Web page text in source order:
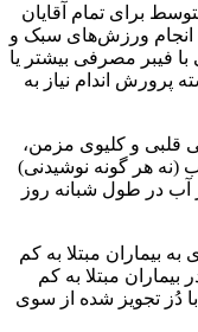
برای تمام آقایان
و گفت: انجام ورزش‌های سبک و
فیبر مصرفی بیشتر یا
پرورش اندام نیاز به
قلبی و کلیوی مزمن،
(نه هر گونه نوشیدنی)
به عبارت دیگر بین ۱.۵ تا ۲ لیتر آب در طول شبانه روز
بیماران مبتلا به کم
مبتلا به کم
دُز تجویز شده از سوی